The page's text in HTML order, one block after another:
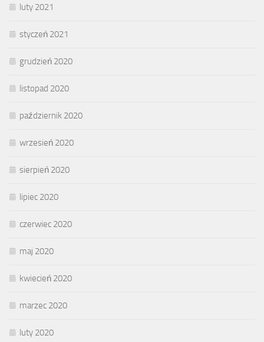
luty 2021
styczeń 2021
grudzień 2020
listopad 2020
październik 2020
wrzesień 2020
sierpień 2020
lipiec 2020
czerwiec 2020
maj 2020
kwiecień 2020
marzec 2020
luty 2020